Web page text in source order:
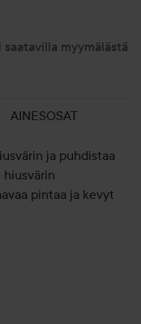
saatavilla myymälästä
AINESOSAT
ja puhdistaa
pintaa ja kevyt